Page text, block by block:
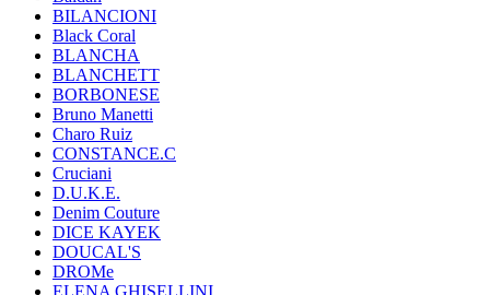
BILANCIONI
Black Coral
BLANCHA
BLANCHETT
BORBONESE
Bruno Manetti
Charo Ruiz
CONSTANCE.C
Cruciani
D.U.K.E.
Denim Couture
DICE KAYEK
DOUCAL'S
DROMe
ELENA GHISELLINI